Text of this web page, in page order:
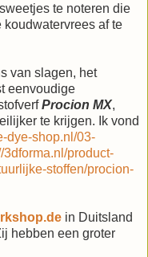
te noteren die
koudwatervrees af te
van slagen, het
eenvoudige
Procion MX,
te krijgen. Ik vond
dye-shop.nl/03-
3dforma.nl/product-
stoffen/procion-
in Duitsland
hebben een groter